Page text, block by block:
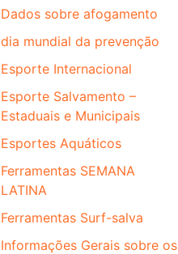
Dados sobre afogamento
dia mundial da prevenção
Esporte Internacional
Esporte Salvamento –
Estaduais e Municipais
Esportes Aquáticos
Ferramentas SEMANA
LATINA
Ferramentas Surf-salva
Informações Gerais sobre os